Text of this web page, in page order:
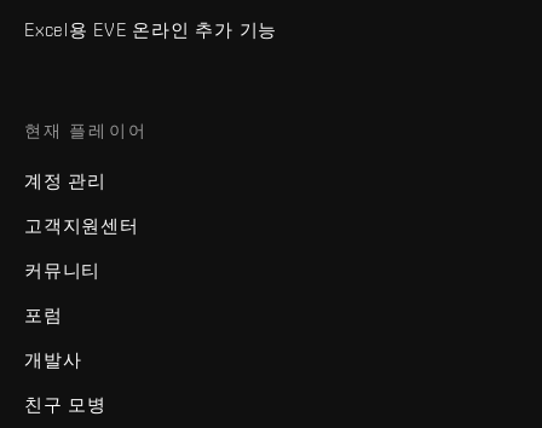
Excel용 EVE 온라인 추가 기능
현재 플레이어
계정 관리
고객지원센터
커뮤니티
포럼
개발사
친구 모병